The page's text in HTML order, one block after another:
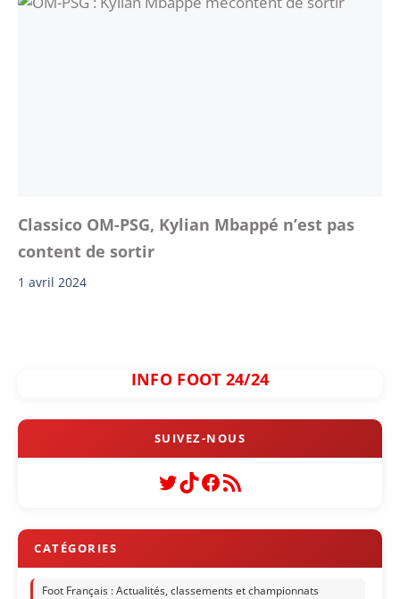
Classico OM-PSG, Kylian Mbappé n’est pas
content de sortir
1 avril 2024
INFO FOOT 24/24
Twitter
TikTok
Facebook
Flux RSS
Foot Français : Actualités, classements et championnats